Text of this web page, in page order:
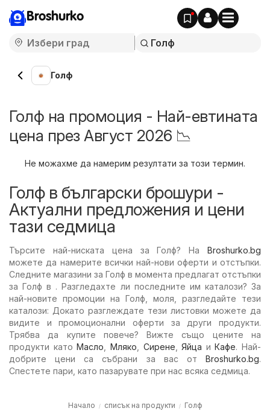
Broshurko
Голф
Голф на промоция - Най-евтината
цена през Август 2026 📉
Не можахме да намерим резултати за този термин.
Голф в български брошури -
Актуални предложения и цени
тази седмица
Търсите най-ниската цена за Голф? На Broshurko.bg
можете да намерите всички най-нови оферти и отстъпки.
Следните магазини за Голф в момента предлагат отстъпки
за Голф в . Разгледахте ли последните им каталози? За
най-новите промоции на Голф, моля, разгледайте тези
каталози: Докато разглеждате тези листовки можете да
видите и промоционални оферти за други продукти.
Трябва да купите повече? Вижте също цените на
продукти катоМасло Мляко Сирене ,Яйца иКафе. Най-
добрите цени са събрани за вас от Broshurko.bg.
Спестете пари, като пазарувате при нас всяка седмица.
Начало списък на продукти Голф